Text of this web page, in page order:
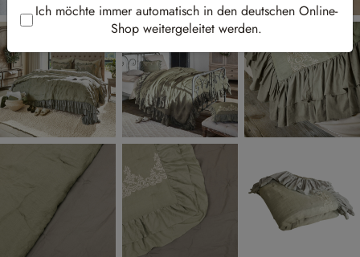
Ich möchte immer automatisch in den deutschen Online-
Shop weitergeleitet werden.